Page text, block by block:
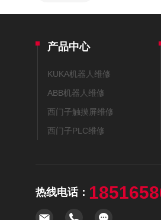
产品中心
KUKA机器人维修
ABB机器人维修
西门子触摸屏维修
西门子PLC维修
热线电话：